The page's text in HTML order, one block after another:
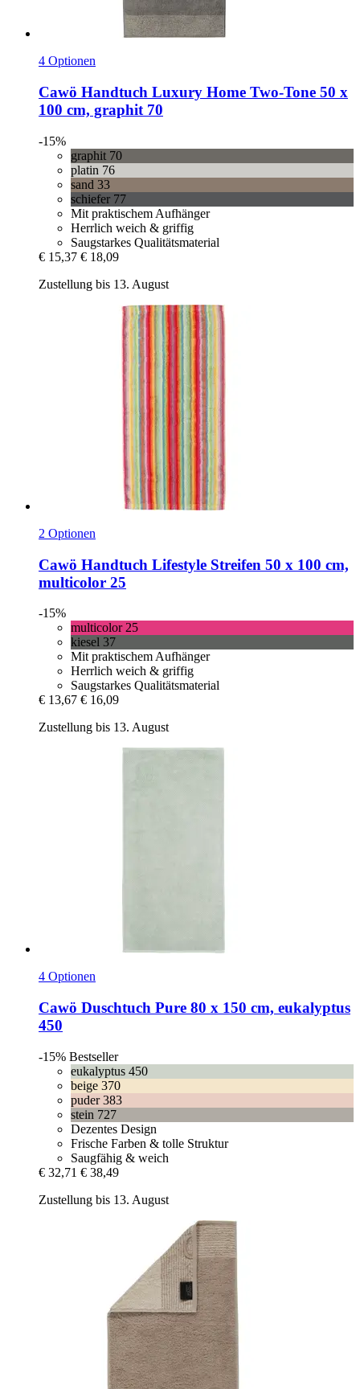
4 Optionen
Cawö Handtuch Luxury Home Two-​Tone 50 x
100 cm, graphit 70
-15%
graphit 70
platin 76
sand 33
schiefer 77
Mit praktischem Aufhänger
Herrlich weich & griffig
Saugstarkes Qualitätsmaterial
€ 15,37 € 18,09
Zustellung bis 13. August
2 Optionen
Cawö Handtuch Lifestyle Streifen 50 x 100 cm,
multicolor 25
-15%
multicolor 25
kiesel 37
Mit praktischem Aufhänger
Herrlich weich & griffig
Saugstarkes Qualitätsmaterial
€ 13,67 € 16,09
Zustellung bis 13. August
4 Optionen
Cawö Duschtuch Pure 80 x 150 cm, eukalyptus
450
-15% Bestseller
eukalyptus 450
beige 370
puder 383
stein 727
Dezentes Design
Frische Farben & tolle Struktur
Saugfähig & weich
€ 32,71 € 38,49
Zustellung bis 13. August